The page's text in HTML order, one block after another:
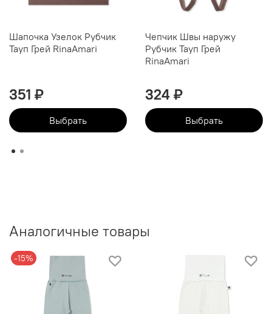
Шапочка Узелок Рубчик
Тауп Грей RinaAmari
351 ₽
Выбрать
Чепчик Швы наружу
Рубчик Тауп Грей
RinaAmari
324 ₽
Выбрать
Аналогичные товары
-15%